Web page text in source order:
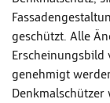
geschützt. Alle
Erscheinungsbild
genehmigt